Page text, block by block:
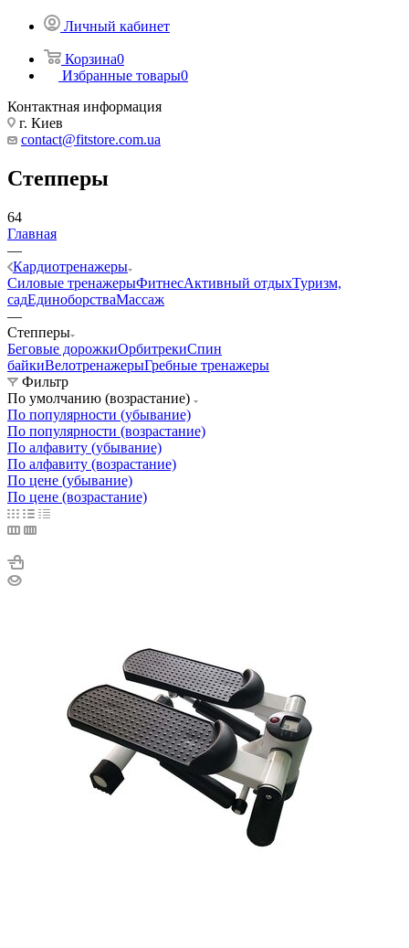
Личный кабинет
Корзина0
Избранные товары0
Контактная информация
г. Киев
contact@fitstore.com.ua
Степперы
64
Главная
—
Кардиотренажеры
Силовые тренажерыФитнесАктивный отдыхТуризм,
садЕдиноборстваМассаж
—
Степперы
Беговые дорожкиОрбитрекиСпин
байкиВелотренажерыГребные тренажеры
Фильтр
По умолчанию (возрастание)
По популярности (убывание)
По популярности (возрастание)
По алфавиту (убывание)
По алфавиту (возрастание)
По цене (убывание)
По цене (возрастание)